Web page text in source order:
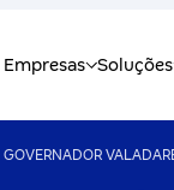
GOVERNADOR